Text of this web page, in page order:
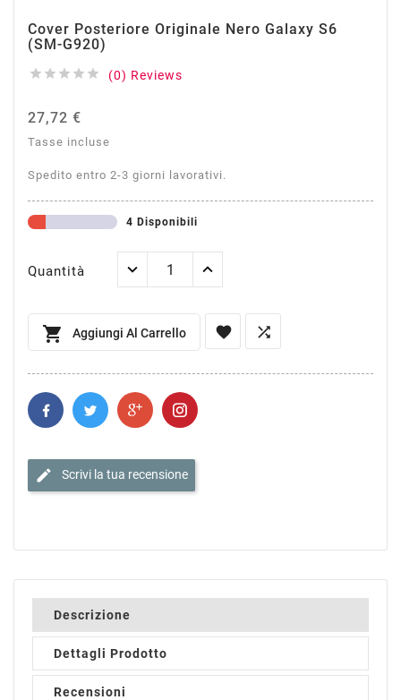
Cover Posteriore Originale Nero Galaxy S6
(SM-G920)
     (0) Reviews
27,72 €
Tasse incluse
Spedito entro 2-3 giorni lavorativi.
4 Disponibili
Quantità
 Aggiungi Al Carrello  
edit Scrivi la tua recensione
Descrizione
Dettagli Prodotto
Recensioni